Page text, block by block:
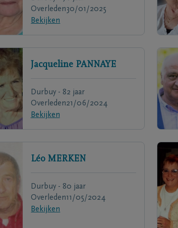
Overleden30/01/2025
Bekijken
Jacqueline PANNAYE
Durbuy - 82 jaar
Overleden21/06/2024
Bekijken
Léo MERKEN
Durbuy - 80 jaar
Overleden11/05/2024
Bekijken